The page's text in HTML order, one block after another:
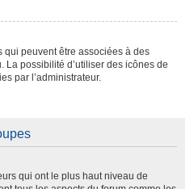
qui peuvent être associées à des
La possibilité d’utiliser des icônes de
par l’administrateur.
qui ont le plus haut niveau de